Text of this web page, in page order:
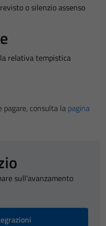
o silenzio assenso
relativa tempistica
pagare, consulta la pagina
sull'avanzamento